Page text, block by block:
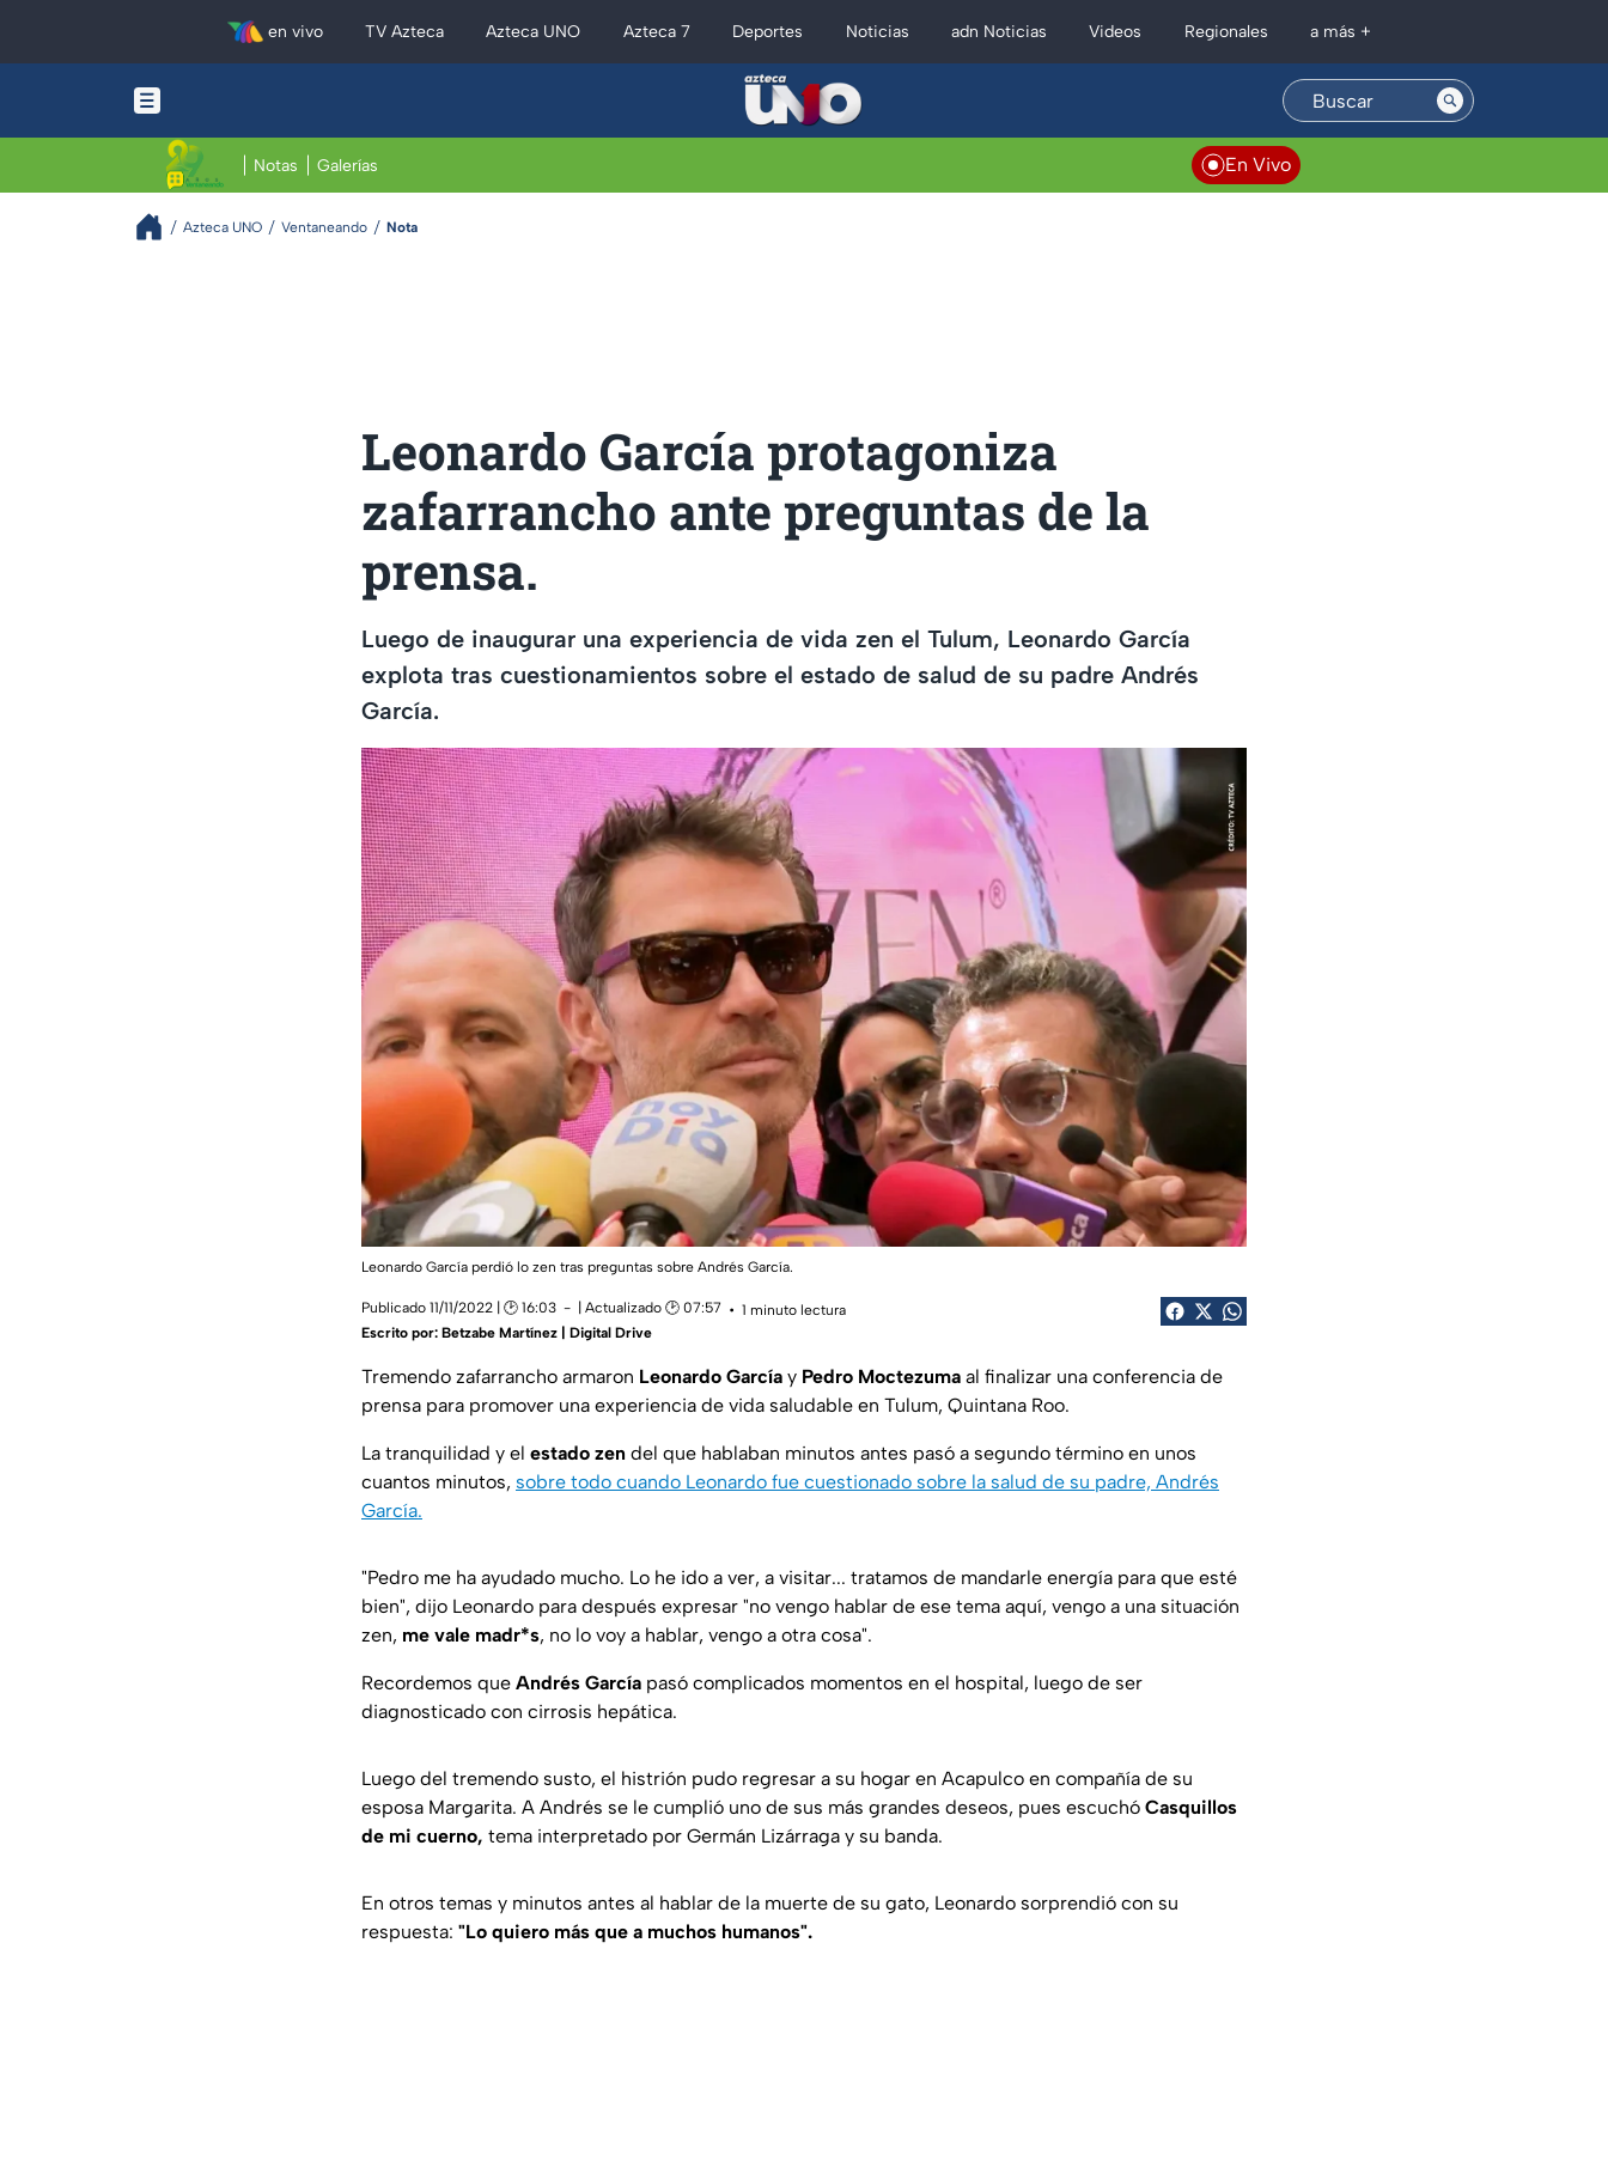
en vivo TV Azteca Azteca UNO Azteca 7 Deportes Noticias adn Noticias Videos Regionales a más +
Notas Galerías En Vivo
Azteca UNO Ventaneando Nota
Leonardo García protagoniza
zafarrancho ante preguntas de la
prensa.
Luego de inaugurar una experiencia de vida zen el Tulum, Leonardo García
explota tras cuestionamientos sobre el estado de salud de su padre Andrés
García.
Leonardo García perdió lo zen tras preguntas sobre Andrés García.
Publicado 11/11/2022 | 🕑 16:03 | Actualizado 🕑 07:57
1 minuto lectura
Escrito por: Betzabe Martínez | Digital Drive
Tremendo zafarrancho armaron Leonardo García y Pedro Moctezuma al finalizar una conferencia de
prensa para promover una experiencia de vida saludable en Tulum, Quintana Roo.
La tranquilidad y el estado zen del que hablaban minutos antes pasó a segundo término en unos
cuantos minutos, sobre todo cuando Leonardo fue cuestionado sobre la salud de su padre, Andrés
García.
"Pedro me ha ayudado mucho. Lo he ido a ver, a visitar... tratamos de mandarle energía para que esté
bien", dijo Leonardo para después expresar "no vengo hablar de ese tema aquí, vengo a una situación
zen, me vale madr*s, no lo voy a hablar, vengo a otra cosa".
Recordemos que Andrés García pasó complicados momentos en el hospital, luego de ser
diagnosticado con cirrosis hepática.
Luego del tremendo susto, el histrión pudo regresar a su hogar en Acapulco en compañía de su
esposa Margarita. A Andrés se le cumplió uno de sus más grandes deseos, pues escuchó Casquillos
de mi cuerno, tema interpretado por Germán Lizárraga y su banda.
En otros temas y minutos antes al hablar de la muerte de su gato, Leonardo sorprendió con su
respuesta: "Lo quiero más que a muchos humanos".